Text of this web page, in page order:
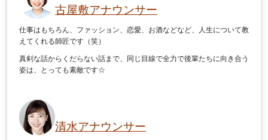
古屋敷アナウンサー
仕事はもちろん、ファッション、恋愛、お酒などなど、人生について教
えてくれる師匠です（笑）
真剣な話からくだらない話まで、同じ目線で全力で後輩たちに向き合う
姿は、とっても素敵です☆
清水アナウンサー